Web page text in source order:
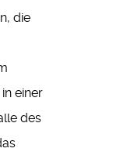
die
einer
des